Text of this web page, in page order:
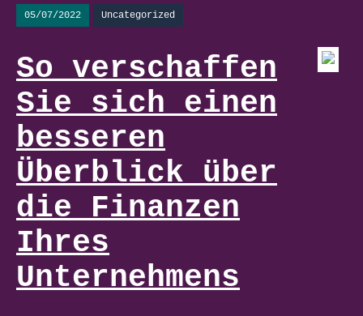
05/07/2022 Uncategorized
So verschaffen
Sie sich einen
besseren
Überblick über
die Finanzen
Ihres
Unternehmens